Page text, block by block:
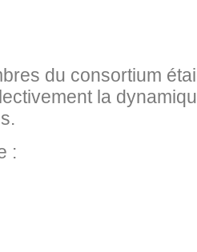
du consortium
la
: